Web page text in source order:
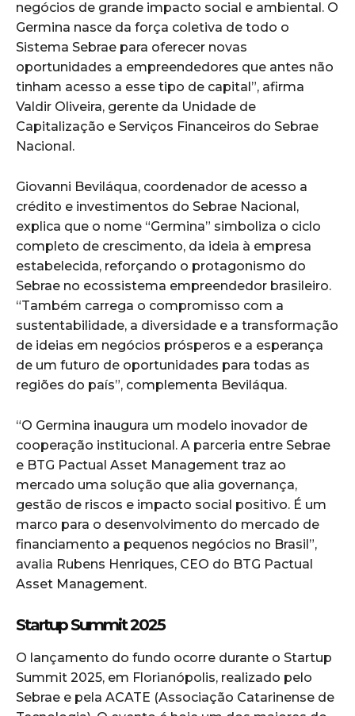
negócios de grande impacto social e ambiental. O
Germina nasce da força coletiva de todo o
Sistema Sebrae para oferecer novas
oportunidades a empreendedores que antes não
tinham acesso a esse tipo de capital”, afirma
Valdir Oliveira, gerente da Unidade de
Capitalização e Serviços Financeiros do Sebrae
Nacional.
Giovanni Beviláqua, coordenador de acesso a
crédito e investimentos do Sebrae Nacional,
explica que o nome “Germina” simboliza o ciclo
completo de crescimento, da ideia à empresa
estabelecida, reforçando o protagonismo do
Sebrae no ecossistema empreendedor brasileiro.
“Também carrega o compromisso com a
sustentabilidade, a diversidade e a transformação
de ideias em negócios prósperos e a esperança
de um futuro de oportunidades para todas as
regiões do país”, complementa Beviláqua.
“O Germina inaugura um modelo inovador de
cooperação institucional. A parceria entre Sebrae
e BTG Pactual Asset Management traz ao
mercado uma solução que alia governança,
gestão de riscos e impacto social positivo. É um
marco para o desenvolvimento do mercado de
financiamento a pequenos negócios no Brasil”,
avalia Rubens Henriques, CEO do BTG Pactual
Asset Management.
Startup Summit 2025
O lançamento do fundo ocorre durante o Startup
Summit 2025, em Florianópolis, realizado pelo
Sebrae e pela ACATE (Associação Catarinense de